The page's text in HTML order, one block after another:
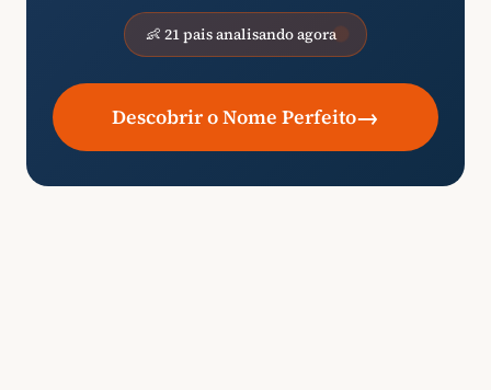
👶 21 pais analisando agora
Descobrir o Nome Perfeito→